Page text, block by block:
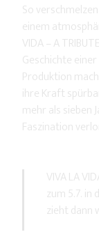
So
einem
VIDA – A
Geschichte
Produktion
ihre Kraft
mehr als sieben
Faszination
VIVA LA
zum 5.7.
zieht dann